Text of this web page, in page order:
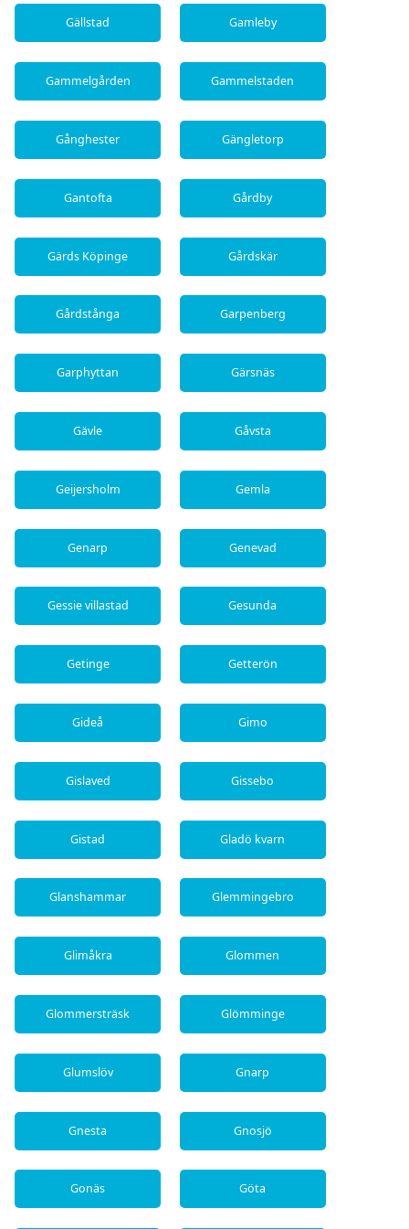
Gällstad Gamleby
Gammelgården Gammelstaden
Gånghester Gängletorp
Gantofta Gårdby
Gärds Köpinge Gårdskär
Gårdstånga Garpenberg
Garphyttan Gärsnäs
Gävle Gåvsta
Geijersholm Gemla
Genarp Genevad
Gessie villastad Gesunda
Getinge Getterön
Gideå Gimo
Gislaved Gissebo
Gistad Gladö kvarn
Glanshammar Glemmingebro
Glimåkra Glommen
Glommersträsk Glömminge
Glumslöv Gnarp
Gnesta Gnosjö
Gonäs Göta